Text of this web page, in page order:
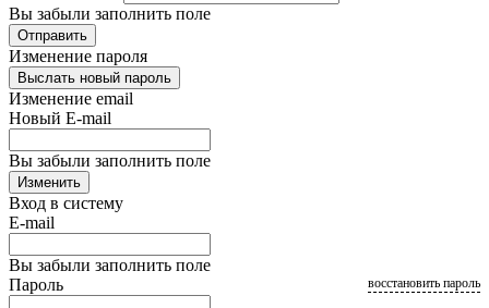
Вы забыли заполнить поле
Отправить
Изменение пароля
Выслать новый пароль
Изменение email
Новый E-mail
Вы забыли заполнить поле
Изменить
Вход в систему
E-mail
Вы забыли заполнить поле
Пароль
восстановить пароль